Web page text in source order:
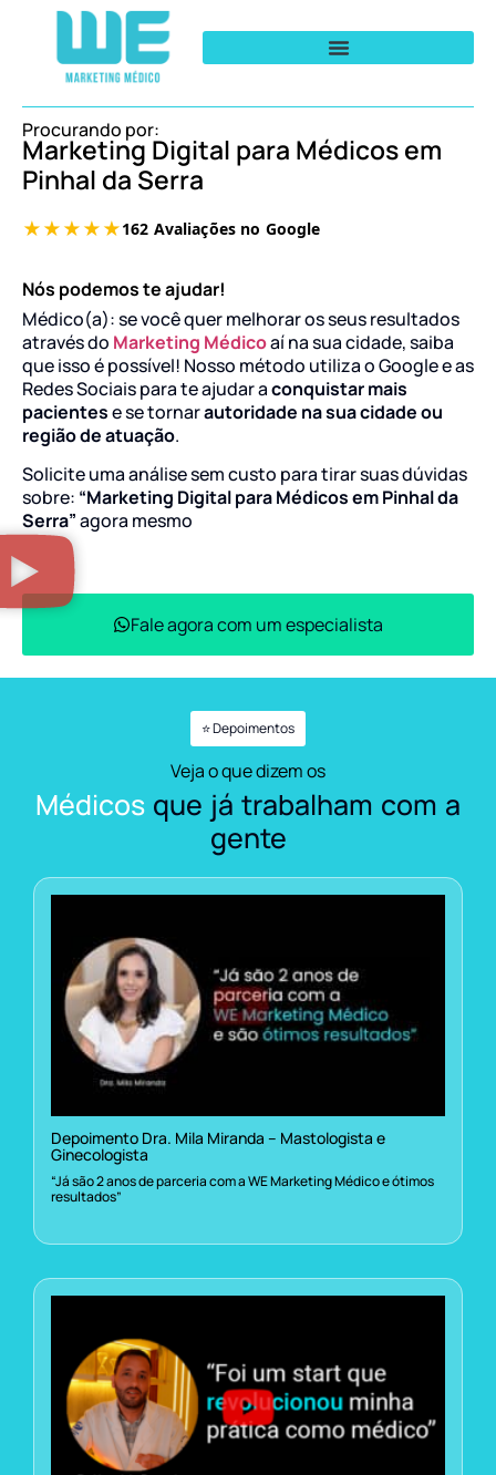
Procurando por:
Marketing Digital para Médicos em
Pinhal da Serra
Nós podemos te ajudar!
Médico(a): se você quer melhorar os seus resultados
através do Marketing Médicoaí na sua cidade, saiba
que isso é possível! Nosso método utiliza o Google e as
Redes Sociais para te ajudar aconquistar mais
pacientese se tornarautoridade na sua cidade ou
região de atuação.
Solicite uma análise sem custo para tirar suas dúvidas
sobre: “Marketing Digital para Médicos em Pinhal da
Serra”agora mesmo
Fale agora com um especialista
⭐ Depoimentos
Veja o que dizem os
Médicos que já trabalham com a
gente
Depoimento Dra. Mila Miranda – Mastologista e
Ginecologista
“Já são 2 anos de parceria com a WE Marketing Médico e ótimos
resultados”